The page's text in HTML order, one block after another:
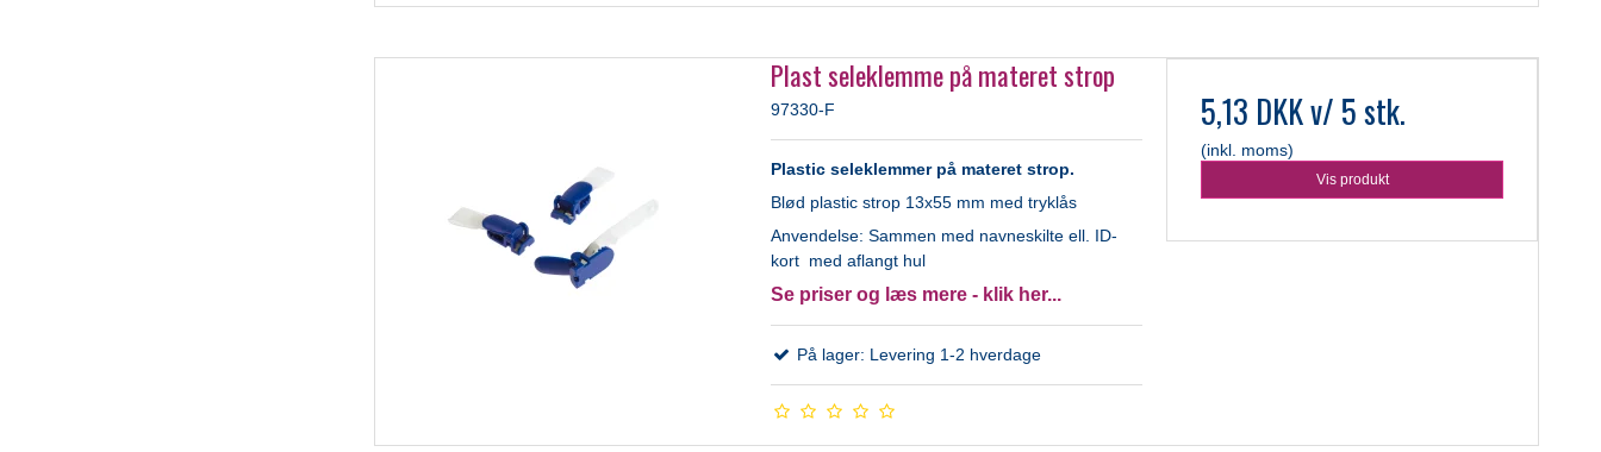
Plast seleklemme på materet strop
97330-F
Plastic seleklemmer på materet strop.
Blød plastic strop 13x55 mm med tryklås
Anvendelse: Sammen med navneskilte ell. ID-
kort med aflangt hul
Se priser og læs mere - klik her...
På lager: Levering 1-2 hverdage
5,13 DKKv/ 5 stk.
(inkl. moms)
Vis produkt